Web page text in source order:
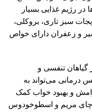
در رژیم غذایی بسیار
سبز تاری، بروکلی،
سیر و زعفران دارای خواص
گیاهان تنفسی و
درمانی می‌تواند به
و بهبود خواب کمک
چای مریم و اسطوخودوس